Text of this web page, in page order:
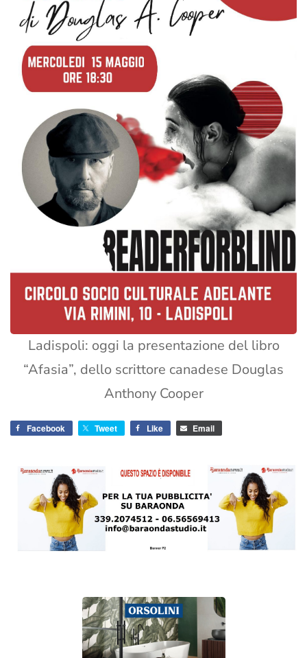
Ladispoli: oggi la presentazione del libro
“Afasia”, dello scrittore canadese Douglas
Anthony Cooper
Facebook Tweet Like Email